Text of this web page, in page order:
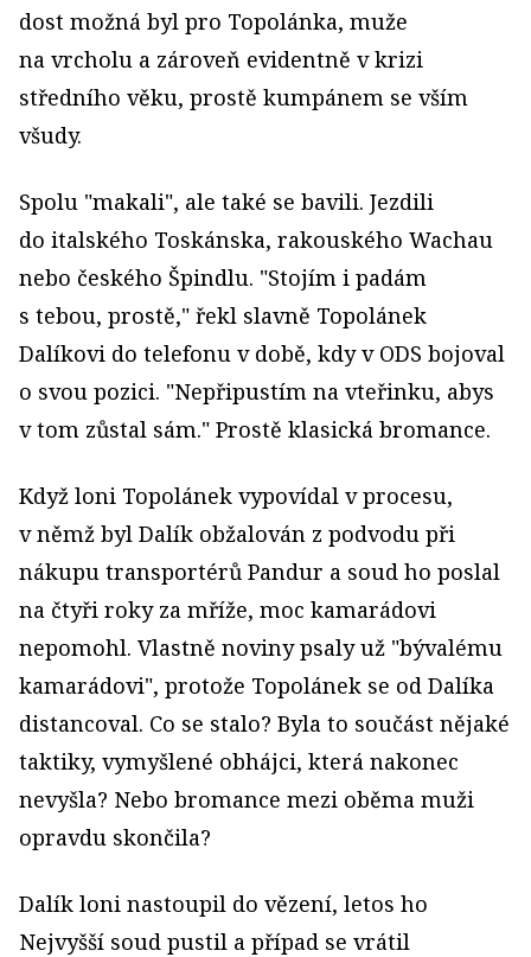
dost možná byl pro Topolánka, muže
na vrcholu a zároveň evidentně v krizi
středního věku, prostě kumpánem se vším
všudy.
Spolu "makali", ale také se bavili. Jezdili
do italského Toskánska, rakouského Wachau
nebo českého Špindlu. "Stojím i padám
s tebou, prostě," řekl slavně Topolánek
Dalíkovi do telefonu v době, kdy v ODS bojoval
o svou pozici. "Nepřipustím na vteřinku, abys
v tom zůstal sám." Prostě klasická bromance.
Když loni Topolánek vypovídal v procesu,
v němž byl Dalík obžalován z podvodu při
nákupu transportérů Pandur a soud ho poslal
na čtyři roky za mříže, moc kamarádovi
nepomohl. Vlastně noviny psaly už "bývalému
kamarádovi", protože Topolánek se od Dalíka
distancoval. Co se stalo? Byla to součást nějaké
taktiky, vymyšlené obhájci, která nakonec
nevyšla? Nebo bromance mezi oběma muži
opravdu skončila?
Dalík loni nastoupil do vězení, letos ho
Nejvyšší soud pustil a případ se vrátil